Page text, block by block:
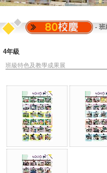
- 班
4年級
班級特色及教學成果展